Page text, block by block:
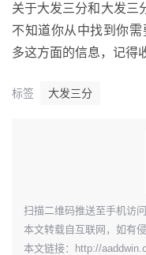
关于大发三分和大发三
不知道你从中找到你
多这方面的信息，记得
标签 大发三分
扫描二维码推送至手机访问
本文转载自互联网，如有
本文链接： http://